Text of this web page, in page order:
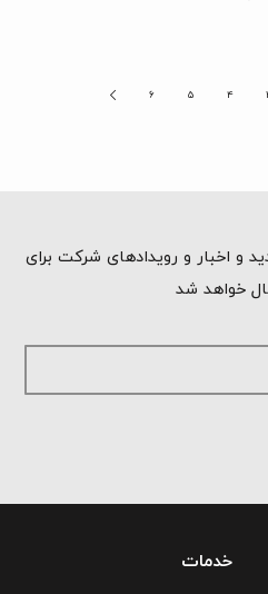
4
5
6
و اخبار و رویدادهای شرکت برای
خواهد شد
خدمات